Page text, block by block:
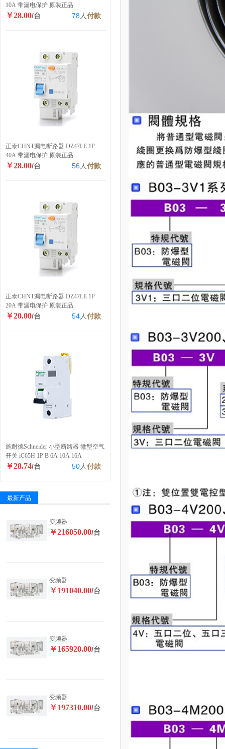
10A 带漏电保护 原装正品
￥28.00/台 78 人付款
正泰CHNT漏电断路器 DZ47LE 1P
40A 带漏电保护 原装正品
￥28.00/台 56人付款
正泰CHNT漏电断路器 DZ47LE 1P
20A 带漏电保护 原装正品
￥20.00/台 54人付款
施耐德Schneider 小型断路器 微型空气
开关 iC65H 1P B 6A 10A 16A
￥28.74/台 50人付款
最新产品
变频器
￥216050.00/台
变频器
￥191040.00/台
变频器
￥165920.00/台
变频器
￥197310.00/台